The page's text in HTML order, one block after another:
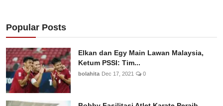
Popular Posts
Elkan dan Egy Main Lawan Malaysia,
Ketum PSSI: Tim...
bolahita Dec 17, 2021 0